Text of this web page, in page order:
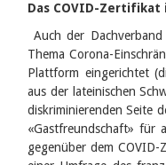
Das COVID-
Auch der
Thema Corona-
Plattform eingerichtet
aus der lateinischen
diskriminierenden Seite
«Gastfreundschaft» für
gegenüber dem